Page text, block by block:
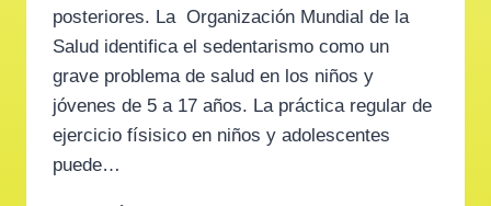
posteriores. La Organización Mundial de la
Salud identifica el sedentarismo como un
grave problema de salud en los niños y
jóvenes de 5 a 17 años. La práctica regular de
ejercicio físisico en niños y adolescentes
puede…